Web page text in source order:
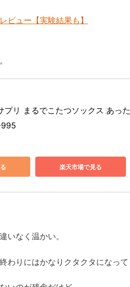
ビュー【実験結果も】
プリ まるでこたつソックス あっ
楽天市場で見る
いなく温かい。
りにはかなりクタクタになって